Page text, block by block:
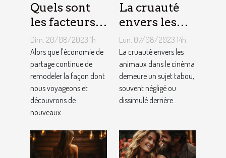
Quels sont
les facteurs
qui sous-
tendent la
tarification
des services
de
conciergerie
Dim. 20/08/2023 1h
Alors que l'économie de
partage continue de
remodeler la façon dont
nous voyageons et
découvrons de
nouveaux...
La cruauté
envers les
animaux
dans le
cinéma : un
sujet tabou
Lun. 07/08/2023 14h
La cruauté envers les
animaux dans le cinéma
demeure un sujet tabou,
souvent négligé ou
dissimulé derrière...